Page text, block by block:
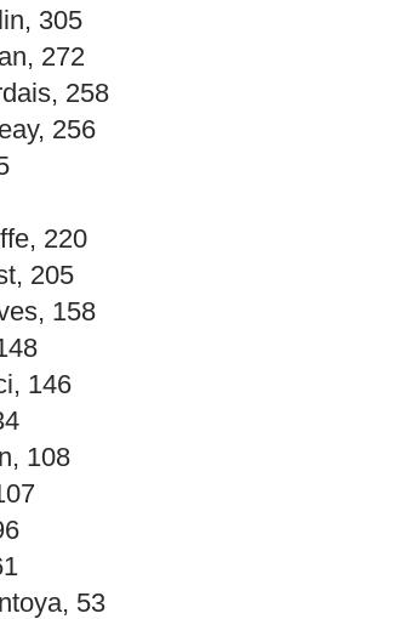
305
272
258
256
220
205
158
146
108
53